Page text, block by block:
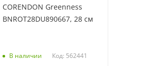
CORENDON Greenness
BNROT28DU890667, 28 см
В наличии Код: 562441